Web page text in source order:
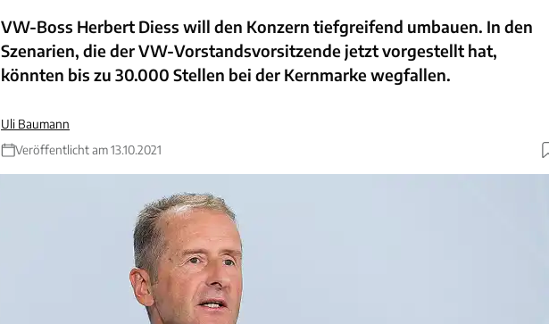
VW-Boss Herbert Diess will den Konzern tiefgreifend umbauen. In den
Szenarien, die der VW-Vorstandsvorsitzende jetzt vorgestellt hat,
könnten bis zu 30.000 Stellen bei der Kernmarke wegfallen.
Uli Baumann
Veröffentlicht am 13.10.2021